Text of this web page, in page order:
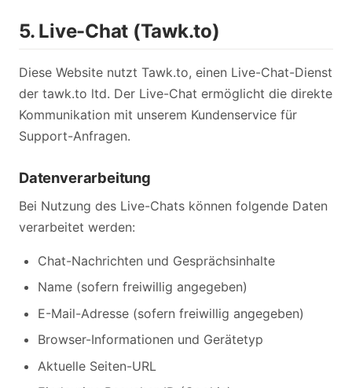
5. Live-Chat (Tawk.to)
Diese Website nutzt Tawk.to, einen Live-Chat-Dienst
der tawk.to ltd. Der Live-Chat ermöglicht die direkte
Kommunikation mit unserem Kundenservice für
Support-Anfragen.
Datenverarbeitung
Bei Nutzung des Live-Chats können folgende Daten
verarbeitet werden:
Chat-Nachrichten und Gesprächsinhalte
Name (sofern freiwillig angegeben)
E-Mail-Adresse (sofern freiwillig angegeben)
Browser-Informationen und Gerätetyp
Aktuelle Seiten-URL